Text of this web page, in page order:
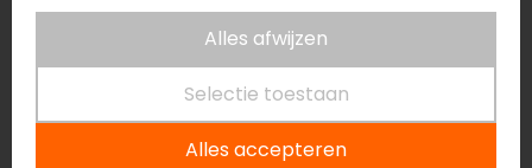
Laat het vizier op natuurlijke wijze
drogen en wrijf niet te hard om krassen te
Bewaar je helm op een veilige plek, bij
Alles afwijzen
Selectie toestaan
Alles accepteren